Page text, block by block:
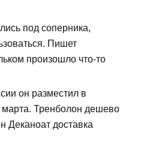
под соперника,
Пишет
произошло что-то
он разместил в
Тренболон дешево
Деканоат доставка